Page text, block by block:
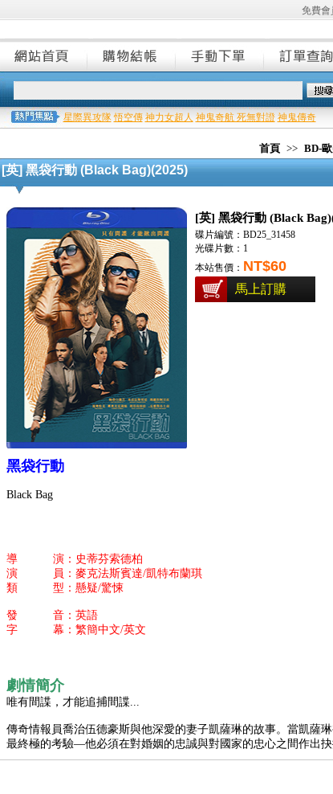
免費會
星際異攻隊 悟空傳 神力女超人 神鬼奇航 死無對證 神鬼傳奇
首頁 >> BD-
[英] 黑袋行動 (Black Bag)(2025)
[英] 黑袋行動 (Black
碟片編號：BD25_31458
光碟片數：1
本站售價： NT$60
馬上訂購
黑袋行動
Black Bag
導 演：史蒂芬索德柏
演 員：麥克法斯賓達/凱特布蘭琪
類 型：懸疑/驚悚
發 音：英語
字 幕：繁簡中文/英文
劇情簡介
唯有間諜，才能追捕間諜...
傳奇情報員喬治伍德豪斯與他深愛的妻子凱薩琳的故事。當凱薩
最終極的考驗—他必須在對婚姻的忠誠與對國家的忠心之間作出抉